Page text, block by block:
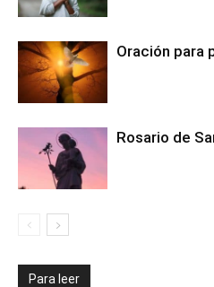
Oración para
Rosario de
Para leer